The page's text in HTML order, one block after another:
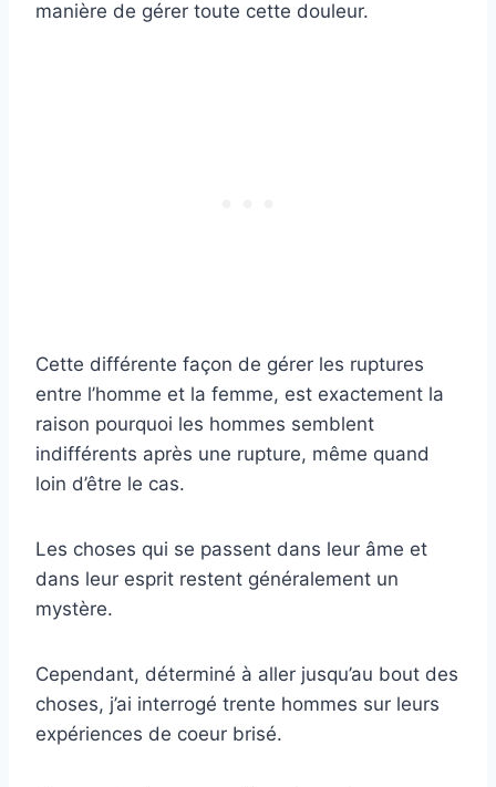
manière de gérer toute cette douleur.
Cette différente façon de gérer les ruptures
entre l’homme et la femme, est exactement la
raison pourquoi les hommes semblent
indifférents après une rupture, même quand
loin d’être le cas.
Les choses qui se passent dans leur âme et
dans leur esprit restent généralement un
mystère.
Cependant, déterminé à aller jusqu’au bout des
choses, j’ai interrogé trente hommes sur leurs
expériences de coeur brisé.